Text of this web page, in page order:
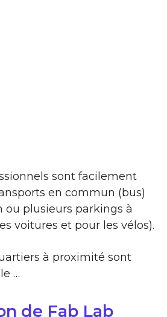
sont facilement
en commun (bus)
ou plusieurs parkings à
voitures et pour les vélos).
à proximité sont
…
de Fab Lab